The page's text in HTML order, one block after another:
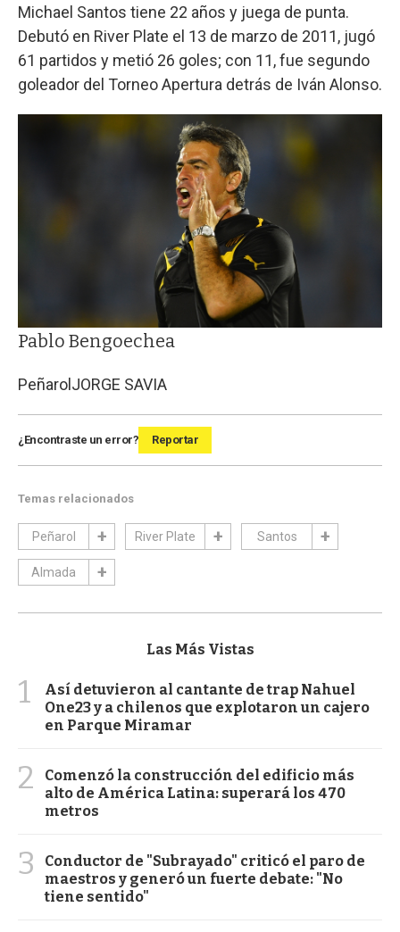
Michael Santos tiene 22 años y juega de punta.
Debutó en River Plate el 13 de marzo de 2011, jugó
61 partidos y metió 26 goles; con 11, fue segundo
goleador del Torneo Apertura detrás de Iván Alonso.
Pablo Bengoechea
PeñarolJORGE SAVIA
¿Encontraste un error? Reportar
Temas relacionados
Peñarol River Plate Santos
Almada
Las Más Vistas
1
Así detuvieron al cantante de trap Nahuel
One23 y a chilenos que explotaron un cajero
en Parque Miramar
2
Comenzó la construcción del edificio más
alto de América Latina: superará los 470
metros
3
Conductor de "Subrayado" criticó el paro de
maestros y generó un fuerte debate: "No
tiene sentido"